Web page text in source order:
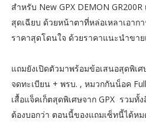
สำหรับ New GPX DEMON
สุดเฉียบ ด้วยหน้าตาที่หล่อเหลาเอา
ราคาสุดโดนใจ ด้วยราคาแนะนำขาย
แถมยังเปิดตัวมาพร้อมข้อเสนอสุดพิเ
จดทะเบียน + พรบ. , หมวกกันน็อค
เสื้อแจ็คเก็ตสุดพิเศษจาก GPX รวม
ต้องบอกว่า ตอนนี้ของแถมเซ็ทนี้ได้หม